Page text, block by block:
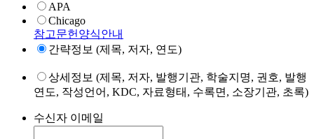
APA
Chicago
참고문헌양식안내
간략정보 (제목, 저자, 연도)
상세정보 (제목, 저자, 발행기관, 학술지명, 권호, 발행
연도, 작성언어, KDC, 자료형태, 수록면, 소장기관, 초록)
수신자 이메일